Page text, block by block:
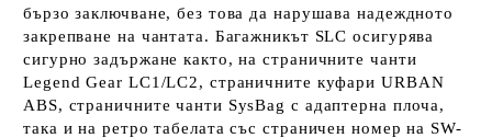
бързо заключване, без това да нарушава надеждното
закрепване на чантата. Багажникът SLC осигурява
сигурно задържане както, на страничните чанти
Legend Gear LC1/LC2, страничните куфари URBAN
ABS, страничните чанти SysBag с адаптерна плоча,
така и на ретро табелата със страничен номер на SW-